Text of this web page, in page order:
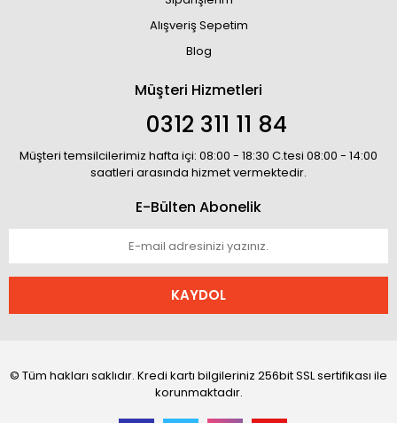
Alışveriş Sepetim
Blog
Müşteri Hizmetleri
0312 311 11 84
Müşteri temsilcilerimiz hafta içi: 08:00 - 18:30 C.tesi 08:00 - 14:00
saatleri arasında hizmet vermektedir.
E-Bülten Abonelik
KAYDOL
© Tüm hakları saklıdır. Kredi kartı bilgileriniz 256bit SSL sertifikası ile
korunmaktadır.